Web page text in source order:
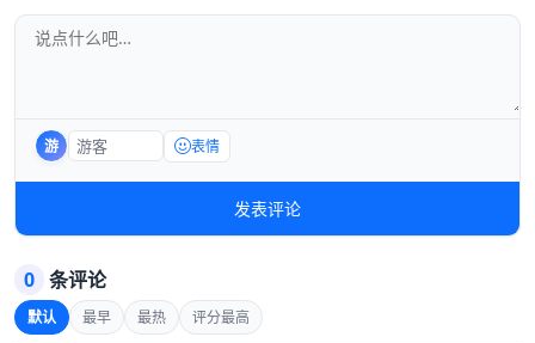
游 表情
发表评论
0 条评论
默认 最早 最热 评分最高